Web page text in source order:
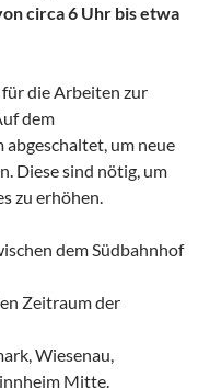
circa 6 Uhr bis etwa
die Arbeiten zur
dem
um neue
Diese sind nötig, um
zu erhöhen.
dem Südbahnhof
Zeitraum der
Wiesenau,
Mitte.